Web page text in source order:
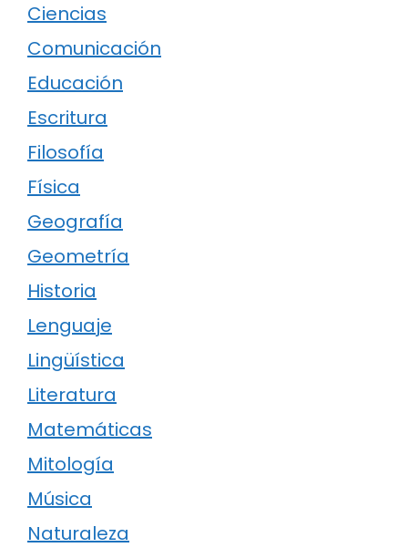
Ciencias
Comunicación
Educación
Escritura
Filosofía
Física
Geografía
Geometría
Historia
Lenguaje
Lingüística
Literatura
Matemáticas
Mitología
Música
Naturaleza